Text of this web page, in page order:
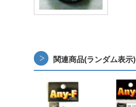
関連商品(ランダム表示)